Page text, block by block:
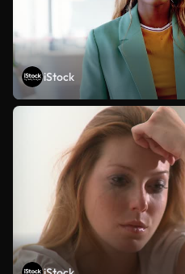
iStock